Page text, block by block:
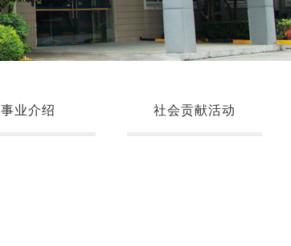
事业介绍 社会贡献活动